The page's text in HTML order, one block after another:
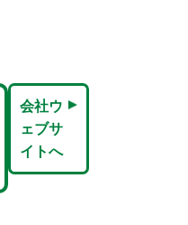
会社ウ
ェブサ
イトへ